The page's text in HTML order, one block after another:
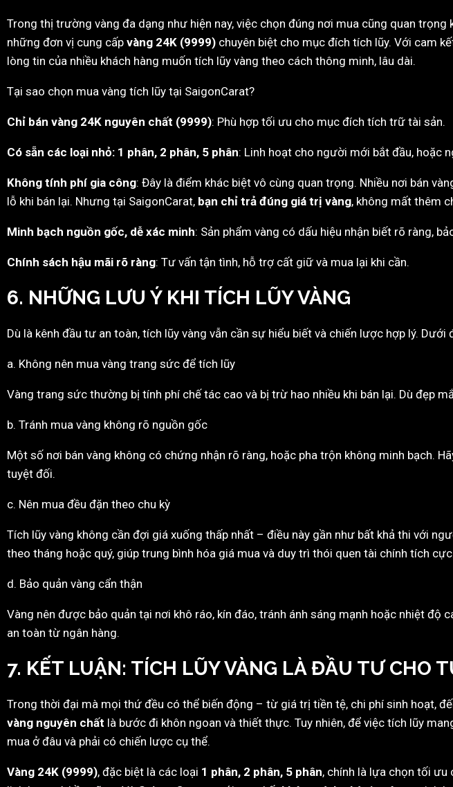
Trong thị trường vàng đa dạng như hiện nay, việc chọn đúng nơi mua cũng quan trọng
những đơn vị cung cấp vàng 24K (9999) chuyên biệt cho mục đích tích lũy. Với cam
lòng tin của nhiều khách hàng muốn tích lũy vàng theo cách thông minh, lâu dài.
Tại sao chọn mua vàng tích lũy tại SaigonCarat?
Chỉ bán vàng 24K nguyên chất (9999): Phù hợp tối ưu cho mục đích tích trữ tài sản.
Có sẵn các loại nhỏ: 1 phân, 2 phân, 5 phân: Linh hoạt cho người mới bắt đầu, hoặc
Không tính phí gia công: Đây là điểm khác biệt vô cùng quan trọng. Nhiều nơi bán
lỗ khi bán lại. Nhưng tại SaigonCarat, bạn chỉ trả đúng giá trị vàng, không mất thêm
Minh bạch nguồn gốc, dễ xác minh: Sản phẩm vàng có dấu hiệu nhận biết rõ ràng,
Chính sách hậu mãi rõ ràng: Tư vấn tận tình, hỗ trợ cất giữ và mua lại khi cần.
6. NHỮNG LƯU Ý KHI TÍCH LŨY VÀNG
Dù là kênh đầu tư an toàn, tích lũy vàng vẫn cần sự hiểu biết và chiến lược hợp lý.
a. Không nên mua vàng trang sức để tích lũy
Vàng trang sức thường bị tính phí chế tác cao và bị trừ hao nhiều khi bán lại. Dù đẹp
b. Tránh mua vàng không rõ nguồn gốc
Một số nơi bán vàng không có chứng nhận rõ ràng, hoặc pha trộn không minh bạch.
tuyệt đối.
c. Nên mua đều đặn theo chu kỳ
Tích lũy vàng không cần đợi giá xuống thấp nhất – điều này gần như bất khả thi với
theo tháng hoặc quý, giúp trung bình hóa giá mua và duy trì thói quen tài chính tích
d. Bảo quản vàng cẩn thận
Vàng nên được bảo quản tại nơi khô ráo, kín đáo, tránh ánh sáng mạnh hoặc nhiệt độ
an toàn từ ngân hàng.
7. KẾT LUẬN: TÍCH LŨY VÀNG LÀ ĐẦU TƯ CHO
Trong thời đại mà mọi thứ đều có thể biến động – từ giá trị tiền tệ, chi phí sinh hoạt,
vàng nguyên chất là bước đi khôn ngoan và thiết thực. Tuy nhiên, để việc tích lũy
mua ở đâu và phải có chiến lược cụ thể.
Vàng 24K (9999), đặc biệt là các loại 1 phân, 2 phân, 5 phân, chính là lựa chọn tối ưu